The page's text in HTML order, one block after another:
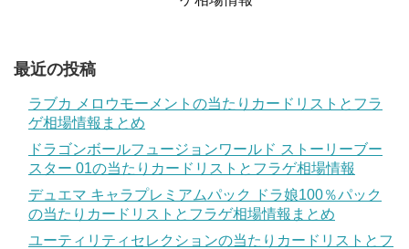
最近の投稿
ラブカ メロウモーメントの当たりカードリストとフラ
ゲ相場情報まとめ
ドラゴンボールフュージョンワールド ストーリーブー
スター 01の当たりカードリストとフラゲ相場情報
デュエマ キャラプレミアムパック ドラ娘100％パック
の当たりカードリストとフラゲ相場情報まとめ
ユーティリティセレクションの当たりカードリストとフ